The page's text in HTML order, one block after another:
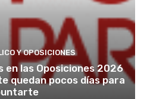
Y OPOSICIONES
en las Oposiciones 2026
quedan pocos días para